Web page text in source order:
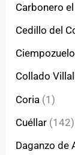
Carbonero
Cedillo del
Collado
Coria (1)
Cuéllar (142)
Daganzo de